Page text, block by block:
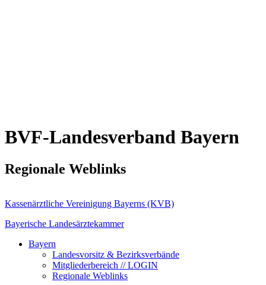
BVF-Landesverband Bayern
Regionale Weblinks
Kassenärztliche Vereinigung Bayerns (KVB)
Bayerische Landesärztekammer
Bayern
Landesvorsitz & Bezirksverbände
Mitgliederbereich // LOGIN
Regionale Weblinks